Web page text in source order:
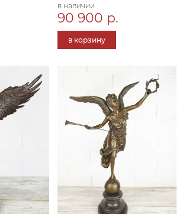
в наличии
90 900 р.
в корзину